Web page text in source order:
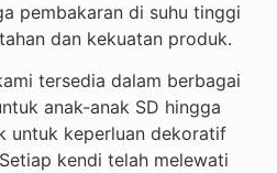
pembakaran di suhu tinggi
dan kekuatan produk.
tersedia dalam berbagai
anak-anak SD hingga
untuk keperluan dekoratif
kendi telah melewati